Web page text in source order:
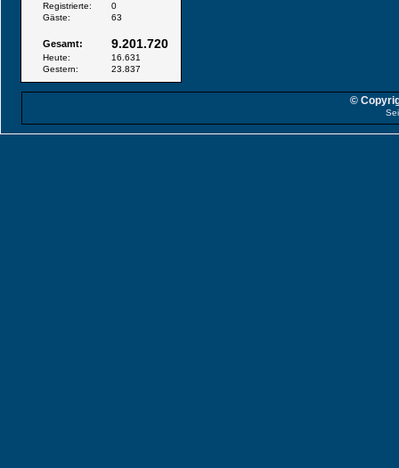
Registrierte:
0
Gäste:
63
Gesamt: 9.201.720
Heute:
16.631
Gestern:
23.837
©